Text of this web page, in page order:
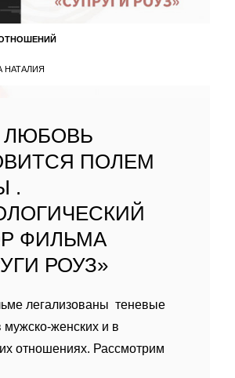
ЛЮБОВЬ
ПОЛЕМ
.
ФИЛЬМА
РОУЗ»
легализованы теневые
мужско-женских и в
отношениях. Рассмотрим